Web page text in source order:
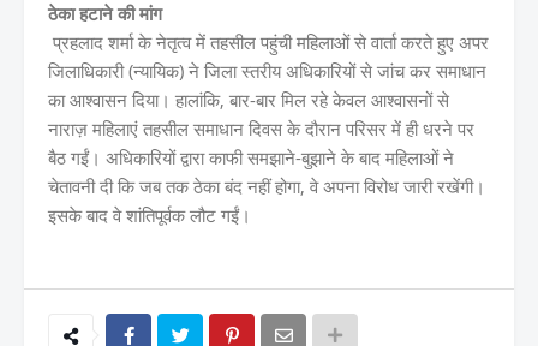
ठेका हटाने की मांग
प्रहलाद शर्मा के नेतृत्व में तहसील पहुंची महिलाओं से वार्ता करते हुए अपर
जिलाधिकारी (न्यायिक) ने जिला स्तरीय अधिकारियों से जांच कर समाधान
का आश्वासन दिया। हालांकि, बार-बार मिल रहे केवल आश्वासनों से
नाराज़ महिलाएं तहसील समाधान दिवस के दौरान परिसर में ही धरने पर
बैठ गईं। अधिकारियों द्वारा काफी समझाने-बुझाने के बाद महिलाओं ने
चेतावनी दी कि जब तक ठेका बंद नहीं होगा, वे अपना विरोध जारी रखेंगी।
इसके बाद वे शांतिपूर्वक लौट गईं।